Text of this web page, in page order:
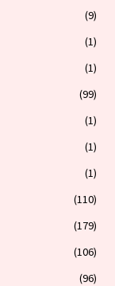
(9)
(1)
(1)
(99)
(1)
(1)
(1)
(110)
(179)
(106)
(96)